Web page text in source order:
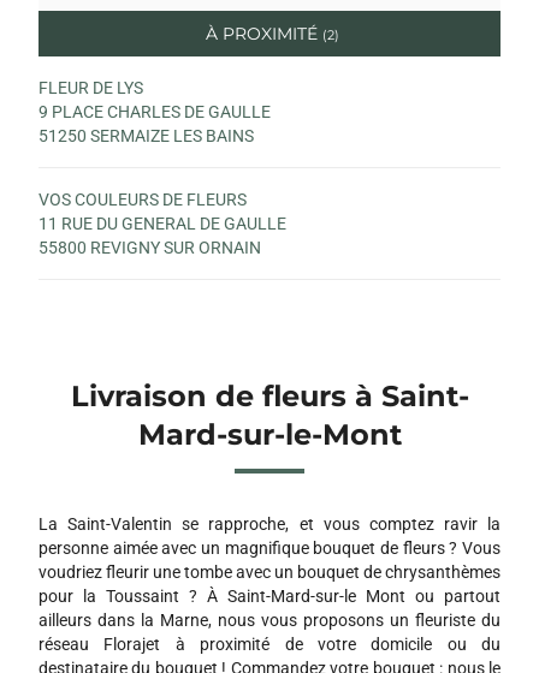
À PROXIMITÉ (2)
FLEUR DE LYS
9 PLACE CHARLES DE GAULLE
51250 SERMAIZE LES BAINS
VOS COULEURS DE FLEURS
11 RUE DU GENERAL DE GAULLE
55800 REVIGNY SUR ORNAIN
Livraison de fleurs à Saint-
Mard-sur-le-Mont
La Saint-Valentin se rapproche, et vous comptez ravir la
personne aimée avec un magnifique bouquet de fleurs ? Vous
voudriez fleurir une tombe avec un bouquet de chrysanthèmes
pour la Toussaint ? À Saint-Mard-sur-le Mont ou partout
ailleurs dans la Marne, nous vous proposons un fleuriste du
réseau Florajet à proximité de votre domicile ou du
destinataire du bouquet ! Commandez votre bouquet : nous le